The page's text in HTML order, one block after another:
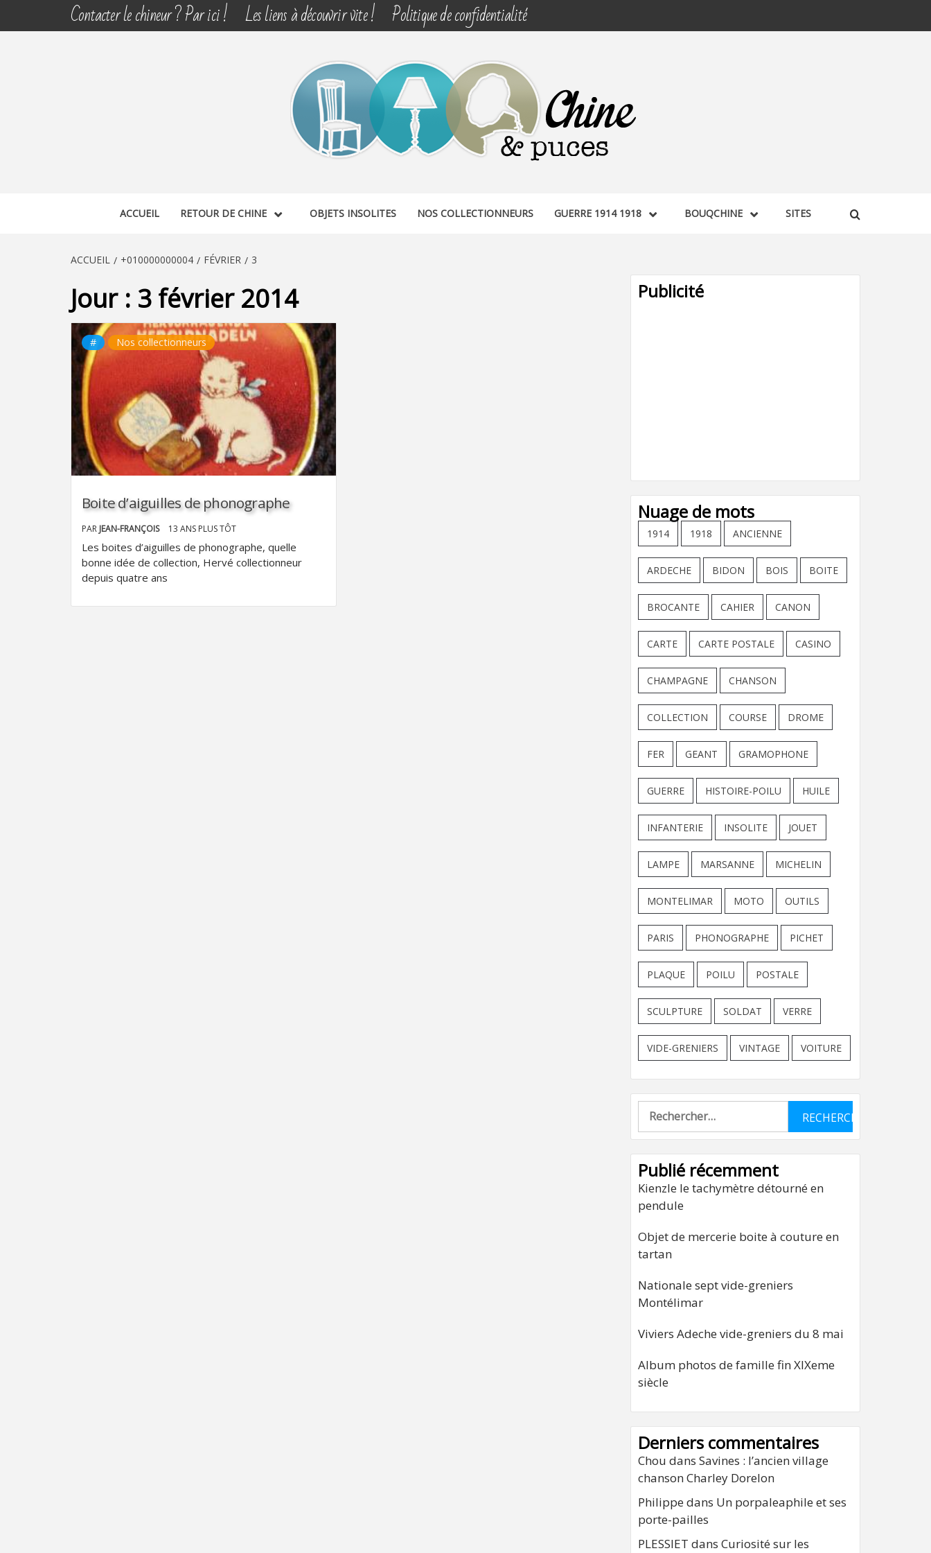
Contacter le chineur ? Par ici ! Les liens à découvrir vite ! Politique de confidentialité
CHINE & PUCES
ACCUEIL RETOUR DE CHINE OBJETS INSOLITES NOS COLLECTIONNEURS GUERRE 1914 1918 BOUQCHINE SITES
ACCUEIL +010000000004 FÉVRIER 3
Jour : 3 février 2014
# Nos collectionneurs
Boite d’aiguilles de phonographe
PAR JEAN-FRANÇOIS 13 ANS PLUS TÔT
Les boites d’aiguilles de phonographe, quelle
bonne idée de collection, Hervé collectionneur
depuis quatre ans
Publicité
Nuage de mots
1914 1918 ANCIENNE
ARDECHE BIDON BOIS BOITE
BROCANTE CAHIER CANON
CARTE CARTE POSTALE CASINO
CHAMPAGNE CHANSON
COLLECTION COURSE DROME
FER GEANT GRAMOPHONE
GUERRE HISTOIRE-POILU HUILE
INFANTERIE INSOLITE JOUET
LAMPE MARSANNE MICHELIN
MONTELIMAR MOTO OUTILS
PARIS PHONOGRAPHE PICHET
PLAQUE POILU POSTALE
SCULPTURE SOLDAT VERRE
VIDE-GRENIERS VINTAGE VOITURE
Rechercher :
Publié récemment
Kienzle le tachymètre détourné en
pendule
Objet de mercerie boite à couture en
tartan
Nationale sept vide-greniers
Montélimar
Viviers Adeche vide-greniers du 8 mai
Album photos de famille fin XIXeme
siècle
Derniers commentaires
Chou dans Savines : l’ancien village
chanson Charley Dorelon
Philippe dans Un porpaleaphile et ses
porte-pailles
PLESSIET dans Curiosité sur les